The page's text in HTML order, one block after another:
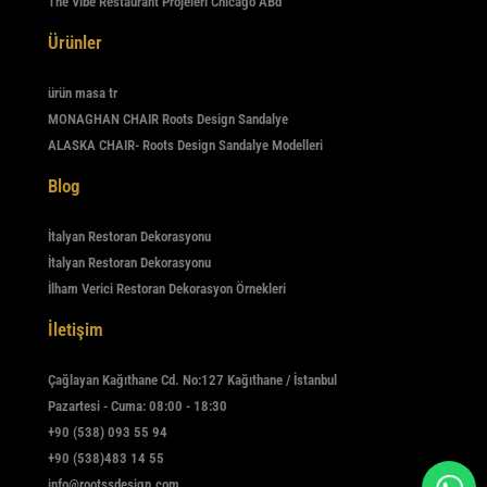
Ürünler
ürün masa tr
MONAGHAN CHAIR Roots Design Sandalye
ALASKA CHAIR- Roots Design Sandalye Modelleri
Blog
İtalyan Restoran Dekorasyonu
İtalyan Restoran Dekorasyonu
İlham Verici Restoran Dekorasyon Örnekleri
İletişim
Çağlayan Kağıthane Cd. No:127 Kağıthane / İstanbul
Pazartesi - Cuma: 08:00 - 18:30
+90 (538) 093 55 94
+90 (538)483 14 55